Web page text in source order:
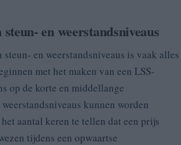
en weerstandsniveaus
en weerstandsniveaus is vaak alles
met het maken van een LSS-
op de korte en middellange
kunnen worden
aantal keren te tellen dat een prijs
tijdens een opwaartse